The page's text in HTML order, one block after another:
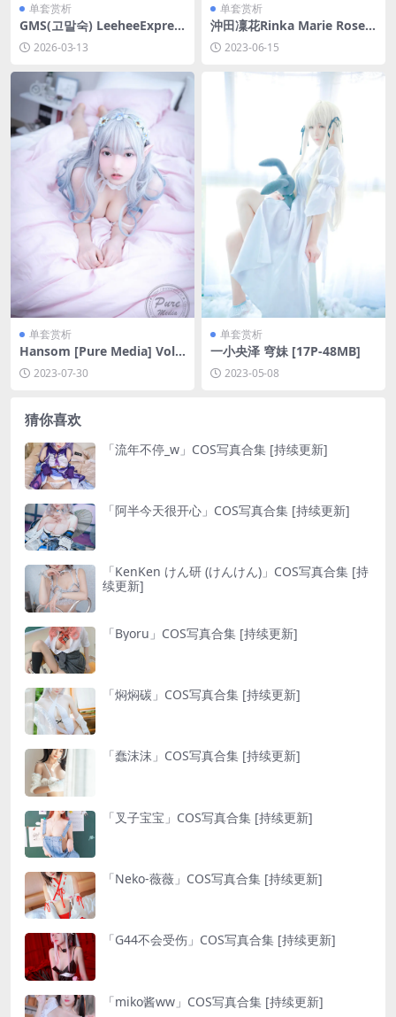
单套赏析
GMS(고말숙) LeeheeExpres
s LEDG-084B GMS [55P-465
MB]2026-03-13
单套赏析
沖田凜花Rinka Marie Rose s
wimsuit [12P-22MB]
2023-06-15
单套赏析
Hansom [Pure Media] Vol.2
25 Real Doll Real Cotton [5
9P-109MB]
2023-07-30
单套赏析
一小央泽 穹妹 [17P-48MB]
2023-05-08
猜你喜欢
「流年不停_w」COS写真合集 [持续更新]
「阿半今天很开心」COS写真合集 [持续更新]
「KenKen けん研 (けんけん)」COS写真合集 [持
续更新]
「Byoru」COS写真合集 [持续更新]
「焖焖碳」COS写真合集 [持续更新]
「蠢沫沫」COS写真合集 [持续更新]
「叉子宝宝」COS写真合集 [持续更新]
「Neko-薇薇」COS写真合集 [持续更新]
「G44不会受伤」COS写真合集 [持续更新]
「miko酱ww」COS写真合集 [持续更新]